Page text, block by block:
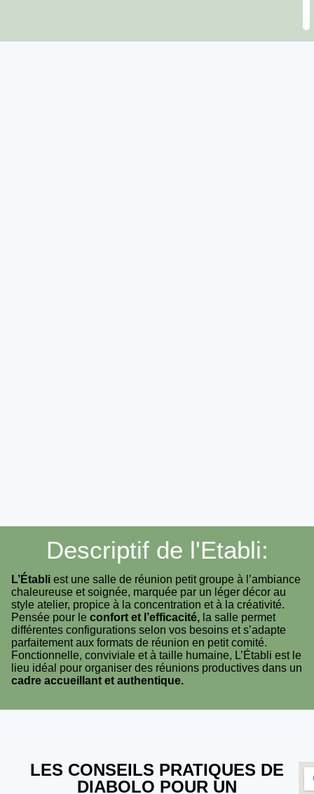
Descriptif de l'Etabli:
L’Établi est une salle de réunion petit groupe à l’ambiance
chaleureuse et soignée, marquée par un léger décor au
style atelier, propice à la concentration et à la créativité.
Pensée pour le confort et l’efficacité, la salle permet
différentes configurations selon vos besoins et s’adapte
parfaitement aux formats de réunion en petit comité.
Fonctionnelle, conviviale et à taille humaine, L’Établi est le
lieu idéal pour organiser des réunions productives dans un
cadre accueillant et authentique.
LES CONSEILS PRATIQUES DE
DIABOLO POUR UN